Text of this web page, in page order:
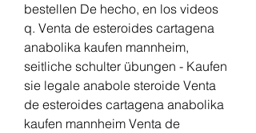
bestellen De hecho, en los videos
q. Venta de esteroides cartagena
anabolika kaufen mannheim,
seitliche schulter übungen - Kaufen
sie legale anabole steroide Venta
de esteroides cartagena anabolika
kaufen mannheim Venta de